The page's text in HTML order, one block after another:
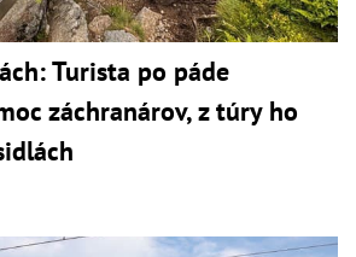
Turista po páde
záchranárov, z túry ho